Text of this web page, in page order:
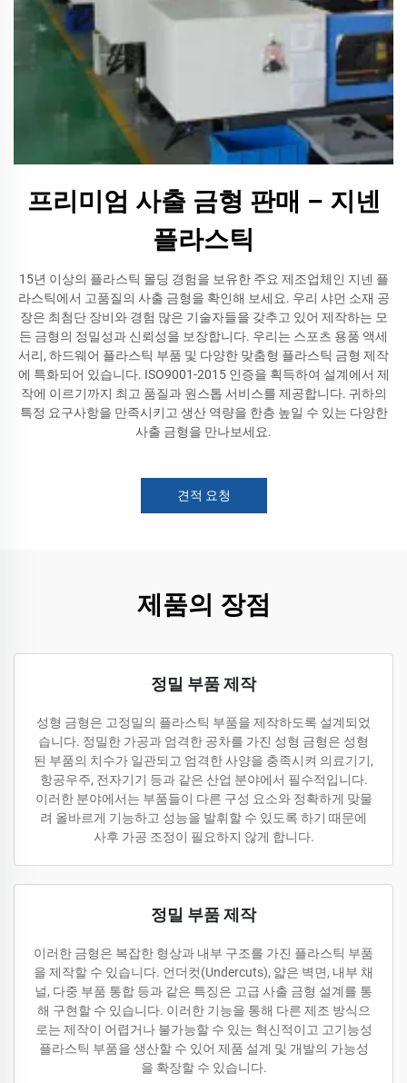
프리미엄 사출 금형 판매 – 지넨
플라스틱
15년 이상의 플라스틱 몰딩 경험을 보유한 주요 제조업체인 지넨 플
라스틱에서 고품질의 사출 금형을 확인해 보세요. 우리 샤먼 소재 공
장은 최첨단 장비와 경험 많은 기술자들을 갖추고 있어 제작하는 모
든 금형의 정밀성과 신뢰성을 보장합니다. 우리는 스포츠 용품 액세
서리, 하드웨어 플라스틱 부품 및 다양한 맞춤형 플라스틱 금형 제작
에 특화되어 있습니다. ISO9001-2015 인증을 획득하여 설계에서 제
작에 이르기까지 최고 품질과 원스톱 서비스를 제공합니다. 귀하의
특정 요구사항을 만족시키고 생산 역량을 한층 높일 수 있는 다양한
사출 금형을 만나보세요.
견적 요청
제품의 장점
정밀 부품 제작
성형 금형은 고정밀의 플라스틱 부품을 제작하도록 설계되었
습니다. 정밀한 가공과 엄격한 공차를 가진 성형 금형은 성형
된 부품의 치수가 일관되고 엄격한 사양을 충족시켜 의료기기,
항공우주, 전자기기 등과 같은 산업 분야에서 필수적입니다.
이러한 분야에서는 부품들이 다른 구성 요소와 정확하게 맞물
려 올바르게 기능하고 성능을 발휘할 수 있도록 하기 때문에
사후 가공 조정이 필요하지 않게 합니다.
정밀 부품 제작
이러한 금형은 복잡한 형상과 내부 구조를 가진 플라스틱 부품
을 제작할 수 있습니다. 언더컷(Undercuts), 얇은 벽면, 내부 채
널, 다중 부품 통합 등과 같은 특징은 고급 사출 금형 설계를 통
해 구현할 수 있습니다. 이러한 기능을 통해 다른 제조 방식으
로는 제작이 어렵거나 불가능할 수 있는 혁신적이고 고기능성
플라스틱 부품을 생산할 수 있어 제품 설계 및 개발의 가능성
을 확장할 수 있습니다.